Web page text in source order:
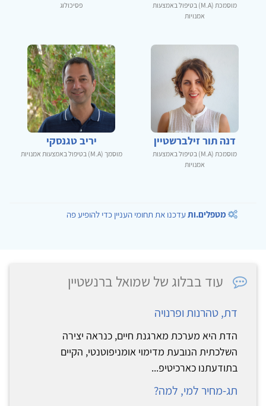
מוסמכת (M.A) בטיפול באמצעות
אמנויות
פסיכולוג
דנה תור זילברשטיין
מוסמכת (M.A) בטיפול באמצעות
אמנויות
יריב טגנסקי
מוסמך (M.A) בטיפול באמצעות אמנויות
מטפלים.ותעדכנו את תחומי העניין כדי להופיע פה
עוד בבלוג של שמואל ברנשטיין
דת, טהרנות ופרנויה
הדת היא מערכת מארגנת חיים, כנראה יצירה
השלכתית הנובעת מדימוי אומניפוטנטי, הקיים
בתודעתנו כארכיטיפ...
תג-מחיר למי, למה?